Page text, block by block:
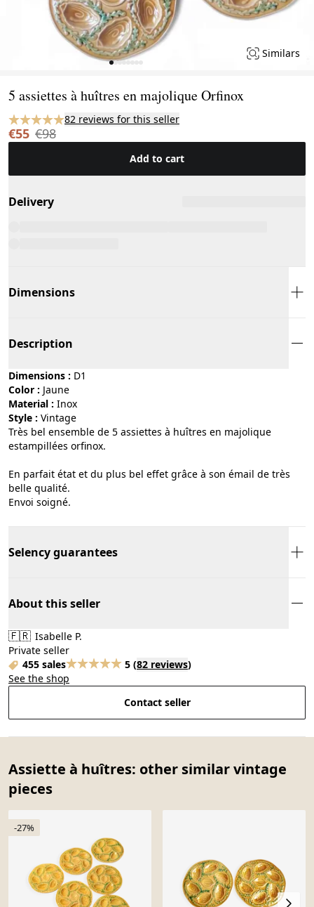
Similars
5 assiettes à huîtres en majolique Orfinox
82 reviews for this seller
€55 €98
Add to cart
Delivery
Dimensions
Description
Dimensions : D1
Color : jaune
Material : inox
Style :
vintage
Très bel ensemble de 5 assiettes à huîtres en majolique
estampillées orfinox.
En parfait état et du plus bel effet grâce à son émail de très
belle qualité.
Envoi soigné.
Selency guarantees
About this seller
🇫🇷 Isabelle P.
Private seller
455 sales
5 (82 reviews)
See the shop
Contact seller
Assiette à huîtres: other similar vintage
pieces
-27%